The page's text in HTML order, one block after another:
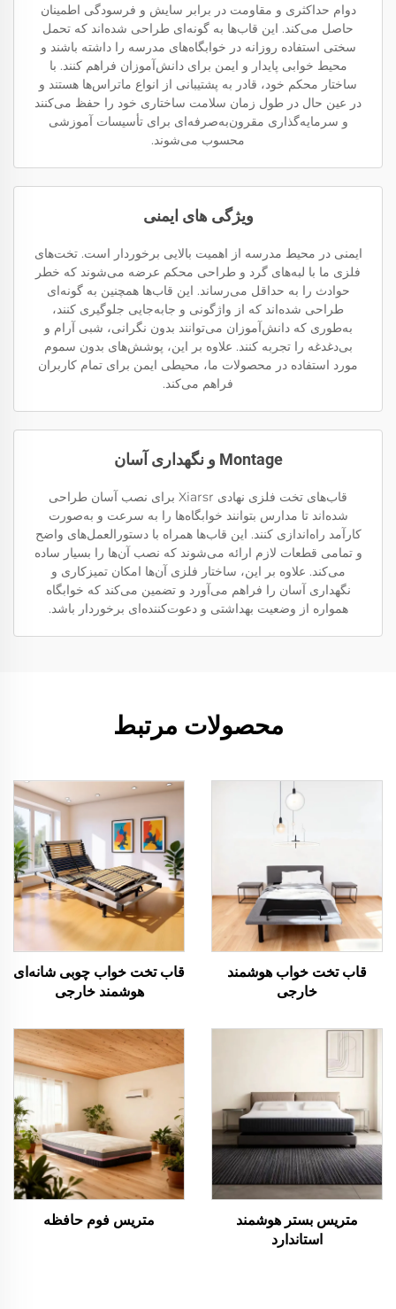
دوام حداکثری و مقاومت در برابر سایش و فرسودگی اطمینان
حاصل می‌کند. این قاب‌ها به گونه‌ای طراحی شده‌اند که تحمل
سختی استفاده روزانه در خوابگاه‌های مدرسه را داشته باشند و
محیط خوابی پایدار و ایمن برای دانش‌آموزان فراهم کنند. با
ساختار محکم خود، قادر به پشتیبانی از انواع ماتراس‌ها هستند و
در عین حال در طول زمان سلامت ساختاری خود را حفظ می‌کنند
و سرمایه‌گذاری مقرون‌به‌صرفه‌ای برای تأسیسات آموزشی
محسوب می‌شوند.
ویژگی های ایمنی
ایمنی در محیط مدرسه از اهمیت بالایی برخوردار است. تخت‌های
فلزی ما با لبه‌های گرد و طراحی محکم عرضه می‌شوند که خطر
حوادث را به حداقل می‌رساند. این قاب‌ها همچنین به گونه‌ای
طراحی شده‌اند که از واژگونی و جابه‌جایی جلوگیری کنند،
به‌طوری که دانش‌آموزان می‌توانند بدون نگرانی، شبی آرام و
بی‌دغدغه را تجربه کنند. علاوه بر این، پوشش‌های بدون سموم
مورد استفاده در محصولات ما، محیطی ایمن برای تمام کاربران
فراهم می‌کند.
Montage و نگهداری آسان
قاب‌های تخت فلزی نهادی Xiarsr برای نصب آسان طراحی
شده‌اند تا مدارس بتوانند خوابگاه‌ها را به سرعت و به‌صورت
کارآمد راه‌اندازی کنند. این قاب‌ها همراه با دستورالعمل‌های واضح
و تمامی قطعات لازم ارائه می‌شوند که نصب آن‌ها را بسیار ساده
می‌کند. علاوه بر این، ساختار فلزی آن‌ها امکان تمیزکاری و
نگهداری آسان را فراهم می‌آورد و تضمین می‌کند که خوابگاه
همواره از وضعیت بهداشتی و دعوت‌کننده‌ای برخوردار باشد.
محصولات مرتبط
قاب تخت خواب هوشمند
خارجی
قاب تخت خواب چوبی شانه‌ای
هوشمند خارجی
متریس بستر هوشمند
استاندارد
متریس فوم حافظه